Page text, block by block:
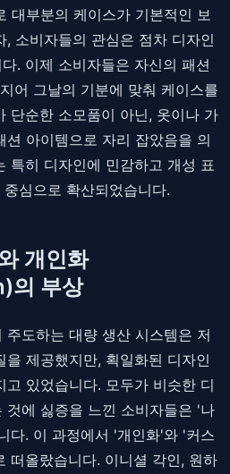
대부분의 케이스가 기본적인 보
, 소비자들의 관심은 점차 디자인
. 이제 소비자들은 자신의 패션
어 그날의 기분에 맞춰 케이스를
단순한 소모품이 아닌, 옷이나 가
아이템으로 자리 잡았음을 의
특히 디자인에 민감하고 개성 표
심으로 확산되었습니다.
개인화
의 부상
도하는 대량 생산 시스템은 저
제공했지만, 획일화된 디자인
있었습니다. 모두가 비슷한 디
것에 싫증을 느낀 소비자들은 '나
다. 이 과정에서 '개인화'와 '커스
떠올랐습니다. 이니셜 각인, 원하